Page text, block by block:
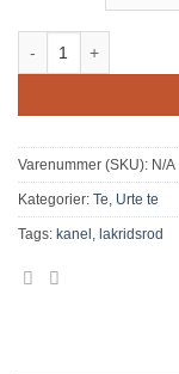
Varenummer (SKU): N/A
Kategorier: Te Urte te
Tags: kanel lakridsrod